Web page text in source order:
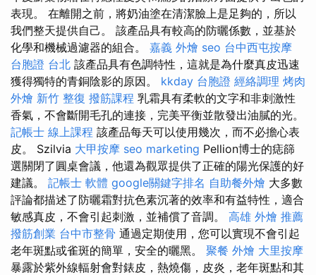
表現。 在離開之前，將奶油塗在清潔臉上是足夠的，所以
我們整天提供自己。 該產品具有較高的防曬係數，並基於
化學和機械過濾器的組合。 嘉義 外燴 seo 台中西屯按摩
台胞證 台北 該產品具有色調特性，這就是為什麼真皮迅速
獲得獨特的青銅陰影的原因。 kkday 台胞證 經絡調理 烤肉
外燴 新竹 整復 撥筋課程 乳霜具有柔軟的文字和非刺激性
香氣，不會斷開毛孔的連接，完美平衡並散發出油膩的光。
記帳士 線上課程 該產品每天可以使用幾次，而不必擔心表
皮。 Szilvia 大甲按摩 seo marketing Pellion博士的痣篩
選關閉了圓桌會議，他還為觀眾提供了正確的陽光保護的好
建議。 記帳士 軟體 google關鍵字排名 自助餐外燴 大多數
評論都描述了防曬霜對抗色素沉著的效率和有益特性，適合
敏感真皮，不會引起刺激，並補償了音調。 高雄 外燴 推薦
撥筋創業 台中市整骨 通過定期使用，您可以實現不會引起
老年斑點或雀斑的簡單，安全的曬黑。 聚餐 外燴 大里按摩
暴露於紫外線輻射會對錶皮，熱燒傷，皮炎，老年斑點和其